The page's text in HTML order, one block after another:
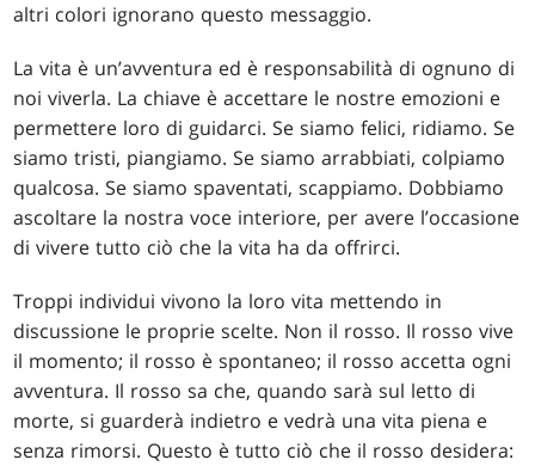
altri colori ignorano questo messaggio.
La vita è un’avventura ed è responsabilità di ognuno di
noi viverla. La chiave è accettare le nostre emozioni e
permettere loro di guidarci. Se siamo felici, ridiamo. Se
siamo tristi, piangiamo. Se siamo arrabbiati, colpiamo
qualcosa. Se siamo spaventati, scappiamo. Dobbiamo
ascoltare la nostra voce interiore, per avere l’occasione
di vivere tutto ciò che la vita ha da offrirci.
Troppi individui vivono la loro vita mettendo in
discussione le proprie scelte. Non il rosso. Il rosso vive
il momento; il rosso è spontaneo; il rosso accetta ogni
avventura. Il rosso sa che, quando sarà sul letto di
morte, si guarderà indietro e vedrà una vita piena e
senza rimorsi. Questo è tutto ciò che il rosso desidera: